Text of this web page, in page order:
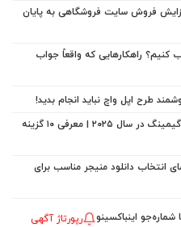
فروش سایت فروشگاهی به پایان
کنیم؟ راهکارهایی که واقعاً جواب
مناسب‌ترین کارت گرافیک برای بازی و گیمینگ در سال ۲۰۲۵ | معرفی ۱۰ گزینه
انتخاب دانلود منیجر مناسب برای
اینباکسینو رپورتاژ آگهی